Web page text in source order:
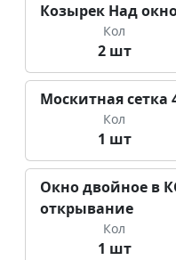
Козырек Над
Кол
2 шт
Москитная сетка
Кол
1 шт
Окно двойное в
открывание
Кол
1 шт